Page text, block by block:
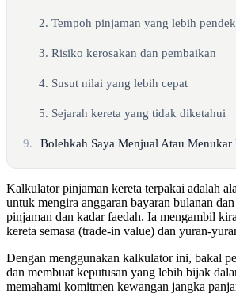
2. Tempoh pinjaman yang lebih pendek
3. Risiko kerosakan dan pembaikan
4. Susut nilai yang lebih cepat
5. Sejarah kereta yang tidak diketahui
9. Bolehkah Saya Menjual Atau Menukar
Kalkulator pinjaman kereta terpakai adalah
untuk mengira anggaran bayaran bulanan
pinjaman dan kadar faedah. Ia mengambil
kereta semasa (trade-in value) dan yuran-
Dengan menggunakan kalkulator ini, bakal
dan membuat keputusan yang lebih bijak
memahami komitmen kewangan jangka